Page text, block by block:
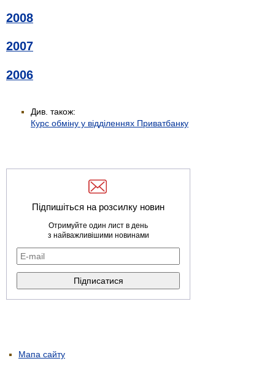
2008
2007
2006
Див. також:
Курс обміну у відділеннях Приватбанку
Підпишіться на розсилку новин
Отримуйте один лист в день
з найважливішими новинами
Мапа сайту